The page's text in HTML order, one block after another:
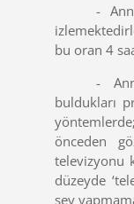
-
bu oran 4
-
buldukları
önceden
televizyonu
düzeyde
şey